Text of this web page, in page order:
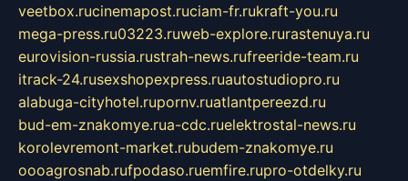
veetbox.rucinemapost.ruciam-fr.rukraft-you.ru
mega-press.ru03223.ruweb-explore.rurastenuya.ru
eurovision-russia.rustrah-news.rufreeride-team.ru
itrack-24.rusexshopexpress.ruautostudiopro.ru
alabuga-cityhotel.rupornv.ruatlantpereezd.ru
bud-em-znakomye.rua-cdc.ruelektrostal-news.ru
korolevremont-market.rubudem-znakomye.ru
oooagrosnab.rufpodaso.ruemfire.rupro-otdelky.ru